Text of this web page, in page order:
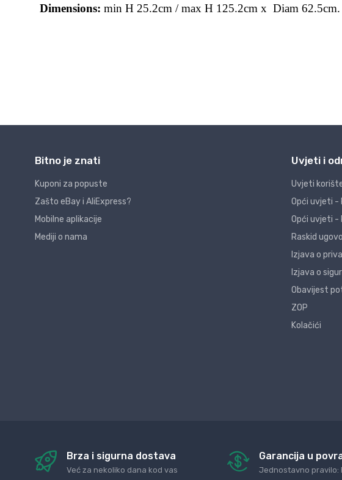
Bitno je znati
Kuponi za popuste
Zašto eBay i AliExpress?
Mobilne aplikacije
Mediji o nama
Uvjeti i
Uvjeti
Opći uvjeti -
Opći uvjeti -
Raskid
Izjava o
Izjava o
Obavijest
ZOP
Kolačići
Brza i sigurna dostava
Već za nekoliko dana kod vas
Garancija u
Jednostavno pravilo: